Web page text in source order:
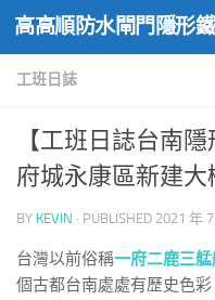
Skip to content
工班日誌
【工班日誌台南
府城永康區新建
BY KEVIN · PUBLISHED 2021 年
台灣以前俗稱一府二鹿三艋
個古都台南處處有歷史色